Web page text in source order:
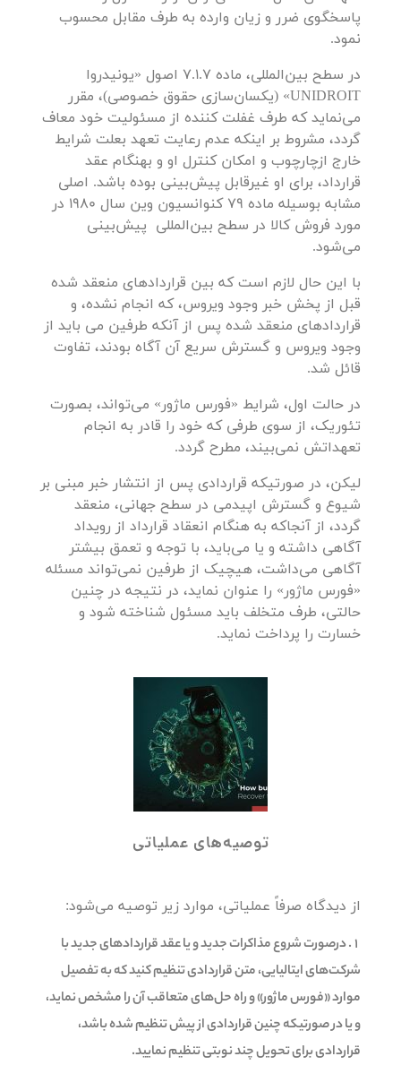
پاسخگوی ضرر و زیان وارده به طرف مقابل محسوب
نمود.
در سطح بین‌المللی، ماده 7.1.7 اصول «یونیدروا
UNIDROIT» (یکسان‌سازی حقوق خصوصی)، مقرر
می‌نماید که طرف غفلت کننده از مسئولیت خود معاف
گردد، مشروط بر اینکه عدم رعایت تعهد بعلت شرایط
خارج ازچارچوب و امکان کنترل او و بهنگام عقد
قرارداد، برای او غیرقابل پیش‌بینی بوده باشد. اصلی
مشابه بوسیله ماده 79 کنوانسیون وین سال 1980 در
مورد فروش کالا در سطح بین‌المللی پیش‌بینی
می‌شود.
با این حال لازم است که بین قراردادهای منعقد شده
قبل از پخش خبر وجود ویروس، که انجام نشده، و
قراردادهای منعقد شده پس از آنکه طرفین می باید از
وجود ویروس و گسترش سریع آن آگاه بودند، تفاوت
قائل شد.
در حالت اول، شرایط «فورس ماژور» می‌تواند، بصورت
تئوریک، از سوی طرفی که خود را قادر به انجام
تعهداتش نمی‌بیند، مطرح گردد.
لیکن، در صورتیکه قراردادی پس از انتشار خبر مبنی بر
شیوع و گسترش اپیدمی در سطح جهانی، منعقد
گردد، از آنجاکه به هنگام انعقاد قرارداد از رویداد
آگاهی داشته و یا می‌باید، با توجه و تعمق بیشتر
آگاهی می‌داشت، هیچیک از طرفین نمی‌تواند مسئله
«فورس ماژور» را عنوان نماید، در نتیجه در چنین
حالتی، طرف متخلف باید مسئول شناخته شود و
خسارت را پرداخت نماید.
توصیه‌های عملیاتی
از دیدگاه صرفاً عملیاتی، موارد زیر توصیه می‌شود:
درصورت شروع مذاکرات جدید و یا عقد قراردادهای جدید با
شرکت‌های ایتالیایی، متن قراردادی تنظیم کنید که به تفصیل
موارد «فورس ماژور» و راه حل‌های متعاقب آن را مشخص نماید،
و یا در صورتیکه چنین قراردادی از پیش تنظیم شده باشد،
قراردادی برای تحویل چند نوبتی تنظیم نمایید.